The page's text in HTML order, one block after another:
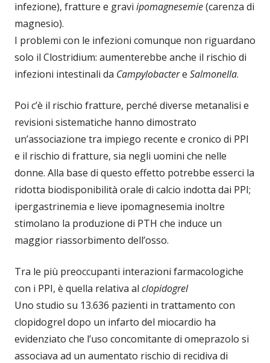
infezione), fratture e gravi ipomagnesemie(carenza di
magnesio).
I problemi con le infezioni comunque non riguardano
solo il Clostridium: aumenterebbe anche il rischio di
infezioni intestinali da Campylobactere Salmonella.
Poi c’è il rischio fratture, perché diverse metanalisi e
revisioni sistematiche hanno dimostrato
un’associazione tra impiego recente e cronico di PPI
e il rischio di fratture, sia negli uomini che nelle
donne. Alla base di questo effetto potrebbe esserci la
ridotta biodisponibilità orale di calcio indotta dai PPI;
ipergastrinemia e lieve ipomagnesemia inoltre
stimolano la produzione di PTH che induce un
maggior riassorbimento dell’osso.
Tra le più preoccupanti interazioni farmacologiche
con i PPI, è quella relativa al clopidogrel
Uno studio su 13.636 pazienti in trattamento con
clopidogrel dopo un infarto del miocardio ha
evidenziato che l’uso concomitante di omeprazolo si
associava ad un aumentato rischio di recidiva di